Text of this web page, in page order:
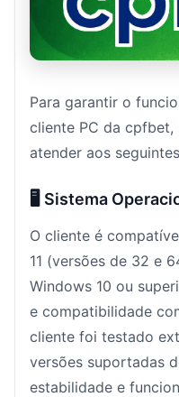
Para garantir o
cliente PC da
atender aos
🖥️ Sistema
O cliente é
11 (versões de 32 e
Windows 10 ou
e compatibilidade
cliente foi testado
versões suportadas
estabilidade e